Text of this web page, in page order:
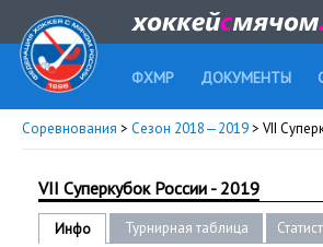
ФХМР ДОКУМЕНТЫ
Соревнования > Сезон 2018—2019> VII
VII Суперкубок России - 2019
Инфо Турнирная таблица